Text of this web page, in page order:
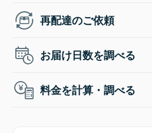
再配達のご依頼
お届け日数を調べる
料金を計算・調べる